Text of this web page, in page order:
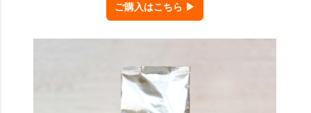
ご購入はこちら ▶